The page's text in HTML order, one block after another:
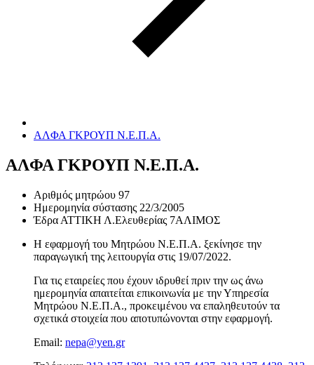
ΑΛΦΑ ΓΚΡΟΥΠ Ν.Ε.Π.Α.
ΑΛΦΑ ΓΚΡΟΥΠ Ν.Ε.Π.Α.
Αριθμός μητρώου 97
Ημερομηνία σύστασης 22/3/2005
Έδρα ΑΤΤΙΚΗ Λ.Ελευθερίας 7ΑΛΙΜΟΣ
Η εφαρμογή του Μητρώου Ν.Ε.Π.Α. ξεκίνησε την
παραγωγική της λειτουργία στις 19/07/2022.
Για τις εταιρείες που έχουν ιδρυθεί πριν την ως άνω
ημερομηνία απαιτείται επικοινωνία με την Υπηρεσία
Μητρώου Ν.Ε.Π.Α., προκειμένου να επαληθευτούν τα
σχετικά στοιχεία που αποτυπώνονται στην εφαρμογή.
Email: nepa@yen.gr